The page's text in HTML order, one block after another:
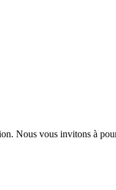
Nous vous invitons à